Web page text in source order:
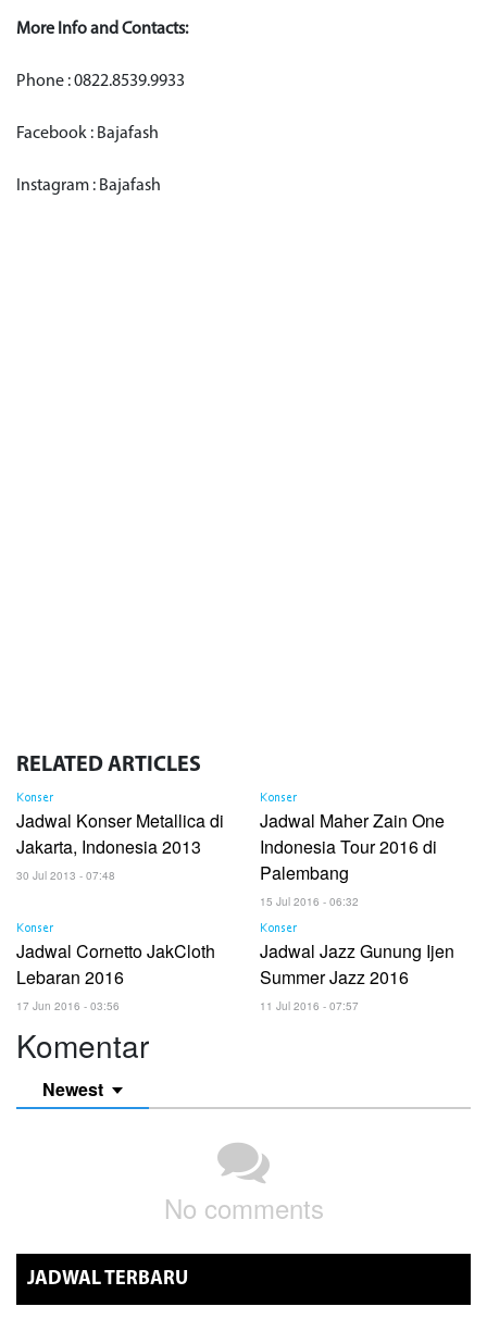
More Info and Contacts:
Phone : 0822.8539.9933
Facebook : Bajafash
Instagram : Bajafash
RELATED ARTICLES
Konser
Jadwal Konser Metallica di
Jakarta, Indonesia 2013
30 Jul 2013 - 07:48
Konser
Jadwal Maher Zain One
Indonesia Tour 2016 di
Palembang
15 Jul 2016 - 06:32
Konser
Jadwal Cornetto JakCloth
Lebaran 2016
17 Jun 2016 - 03:56
Konser
Jadwal Jazz Gunung Ijen
Summer Jazz 2016
11 Jul 2016 - 07:57
Komentar
Newest
No comments
JADWAL TERBARU